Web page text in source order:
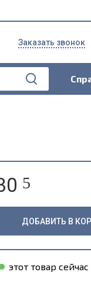
Заказать звонок
5
ДОБАВИТЬ В
этот товар